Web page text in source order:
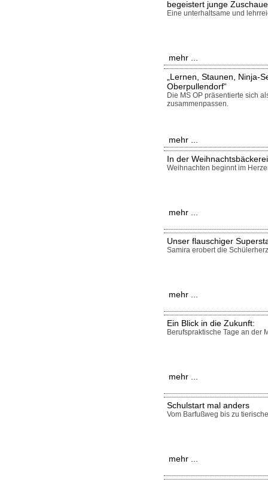
begeistert junge
Eine unterhaltsame und
mehr ...
„Lernen, Staunen, Ninja-
Oberpullendorf“
Die MS OP präsentierte sich
zusammenpassen.
mehr ...
In der
Weihnachten beginnt im
mehr ...
Unser flauschiger
Samira erobert die
mehr ...
Ein Blick in die Zukunft:
Berufspraktische Tage an der
mehr ...
Schulstart mal anders
Vom Barfußweg bis zu
mehr ...